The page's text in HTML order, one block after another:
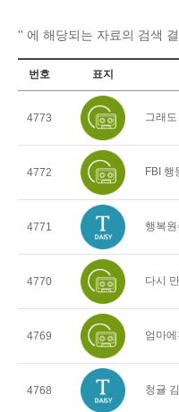
'' 에 해당되는 자료의 검색
번호 표지
4773 그래
4772 FBI 행
4771 행복원
4770 다시
4769 엄마
4768 청귤